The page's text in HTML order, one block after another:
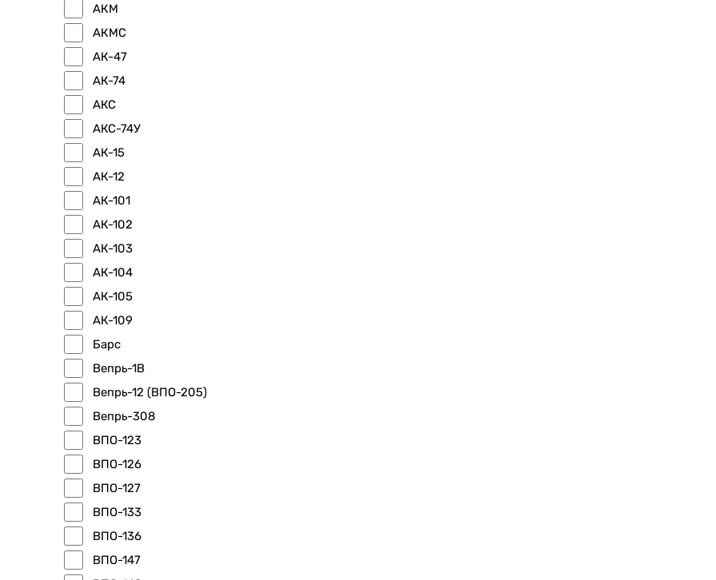
АКМ
АКМС
АК-47
АК-74
АКС
АКС-74У
АК-15
АК-12
АК-101
АК-102
АК-103
АК-104
АК-105
АК-109
Барс
Вепрь-1В
Вепрь-12 (ВПО-205)
Вепрь-308
ВПО-123
ВПО-126
ВПО-127
ВПО-133
ВПО-136
ВПО-147